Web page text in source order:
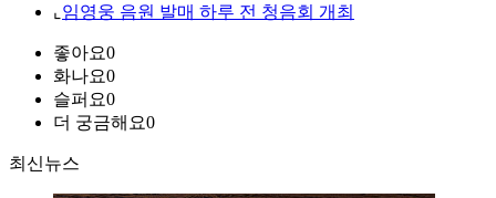
⌞ 임영웅 음원 발매 하루 전 청음회 개최
좋아요0
화나요0
슬퍼요0
더 궁금해요0
최신뉴스